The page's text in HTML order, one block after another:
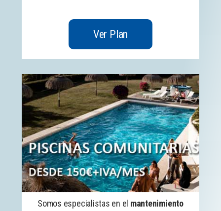
Ver Plan
Somos especialistas en el mantenimiento